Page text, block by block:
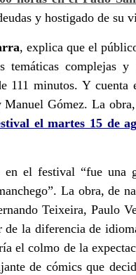
y hostigado de su
, explica que el
temáticas complejas
111 minutos. Y cuenta
Gómez. La
el martes 15 de
en el festival“fue una
. La obra, de
Teixeira, Paulo
de la diferencia de
el colmo de la
de cómics que